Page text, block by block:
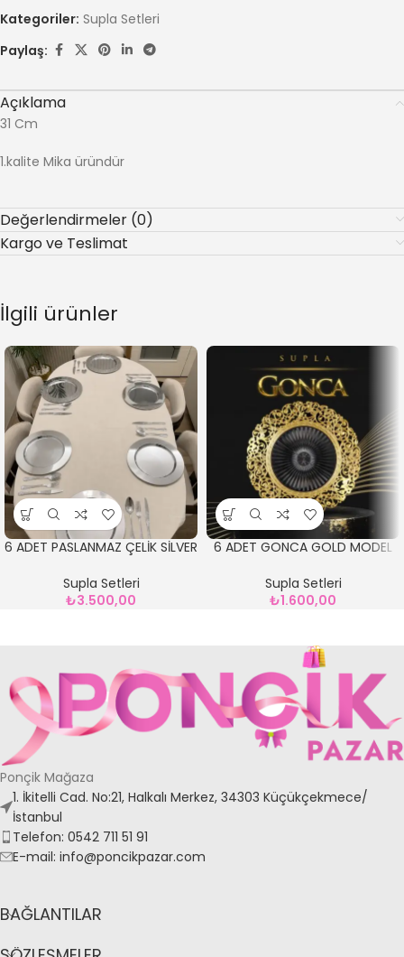
Kategoriler: Supla Setleri
Paylaş:
Açıklama
31 Cm
1.kalite Mika üründür
Değerlendirmeler (0)
Kargo ve Teslimat
İlgili ürünler
6 ADET PASLANMAZ ÇELİK SİLVER
Supla Setleri
₺3.500,00
6 ADET GONCA GOLD MODEL
Supla Setleri
₺1.600,00
Ponçik Mağaza
1. İkitelli Cad. No:21, Halkalı Merkez, 34303 Küçükçekmece/
İstanbul
Telefon: 0542 711 51 91
E-mail: info@poncikpazar.com
BAĞLANTILAR